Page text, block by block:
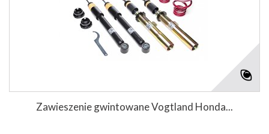
Zawieszenie gwintowane Vogtland Honda...